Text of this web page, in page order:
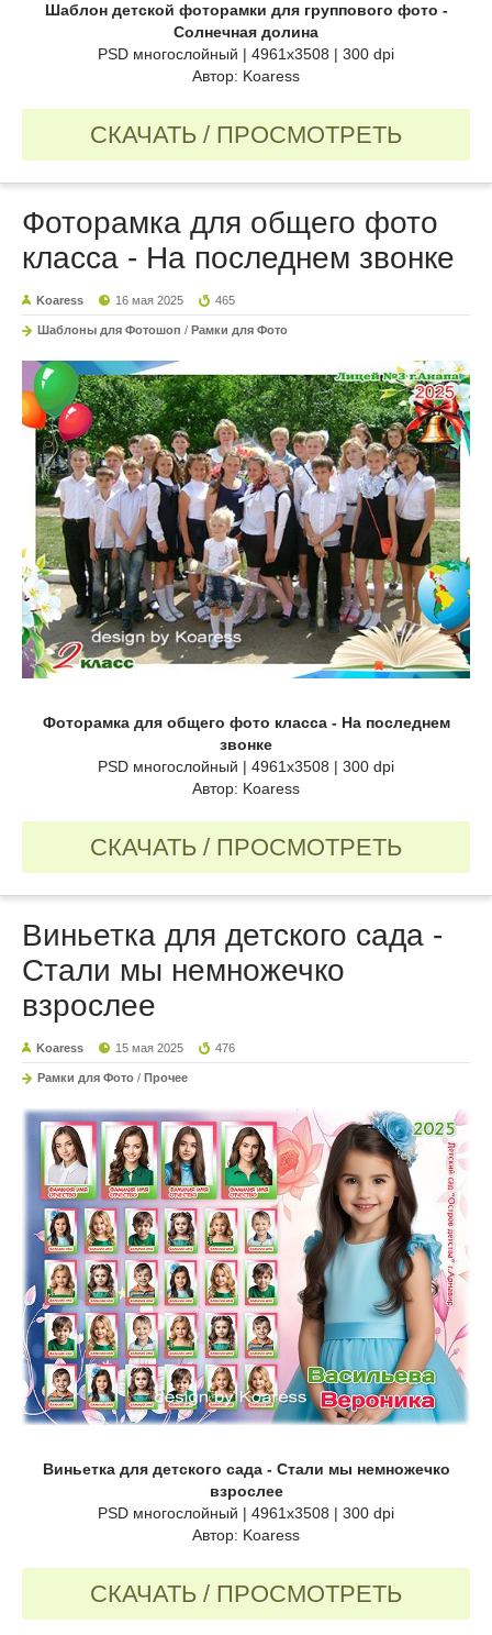
Шаблон детской фоторамки для группового фото -
Солнечная долина
PSD многослойный | 4961x3508 | 300 dpi
Автор: Koaress
СКАЧАТЬ / ПРОСМОТРЕТЬ
Фоторамка для общего фото
класса - На последнем звонке
Koaress 16 мая 2025 465
Шаблоны для Фотошоп / Рамки для Фото
Фоторамка для общего фото класса - На последнем
звонке
PSD многослойный | 4961x3508 | 300 dpi
Автор: Koaress
СКАЧАТЬ / ПРОСМОТРЕТЬ
Виньетка для детского сада -
Стали мы немножечко
взрослее
Koaress 15 мая 2025 476
Рамки для Фото / Прочее
Виньетка для детского сада - Стали мы немножечко
взрослее
PSD многослойный | 4961x3508 | 300 dpi
Автор: Koaress
СКАЧАТЬ / ПРОСМОТРЕТЬ